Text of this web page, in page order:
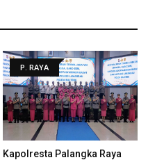
P. RAYA
Kapolresta Palangka Raya